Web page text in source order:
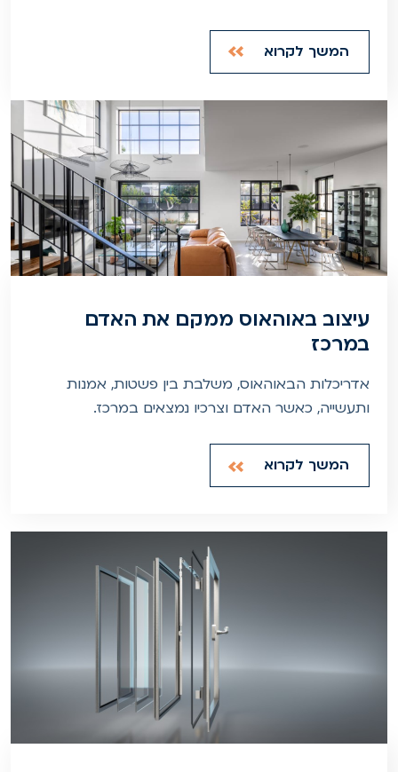
המשך לקרוא
עיצוב באוהאוס ממקם את האדם
במרכז
אדריכלות הבאוהאוס, משלבת בין פשטות, אמנות
ותעשייה, כאשר האדם וצרכיו נמצאים במרכז.
המשך לקרוא